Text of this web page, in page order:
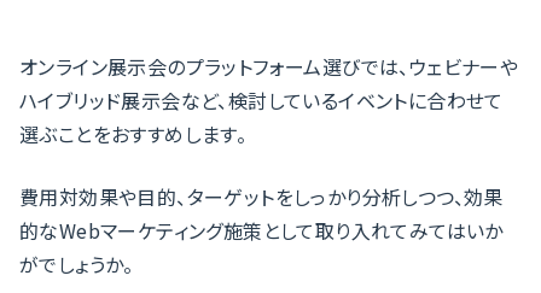
オンライン展示会のプラットフォーム選びでは、ウェビナーや
ハイブリッド展示会など、検討しているイベントに合わせて
選ぶことをおすすめします。
費用対効果や目的、ターゲットをしっかり分析しつつ、効果
的なWebマーケティング施策として取り入れてみてはいか
がでしょうか。